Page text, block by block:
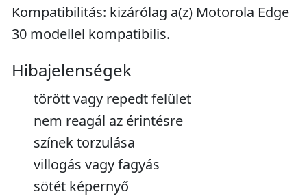
Kompatibilitás: kizárólag a(z) Motorola Edge
30 modellel kompatibilis.
Hibajelenségek
törött vagy repedt felület
nem reagál az érintésre
színek torzulása
villogás vagy fagyás
sötét képernyő